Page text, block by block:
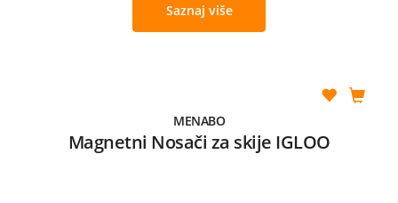
Saznaj više
MENABO
Magnetni Nosači za skije IGLOO